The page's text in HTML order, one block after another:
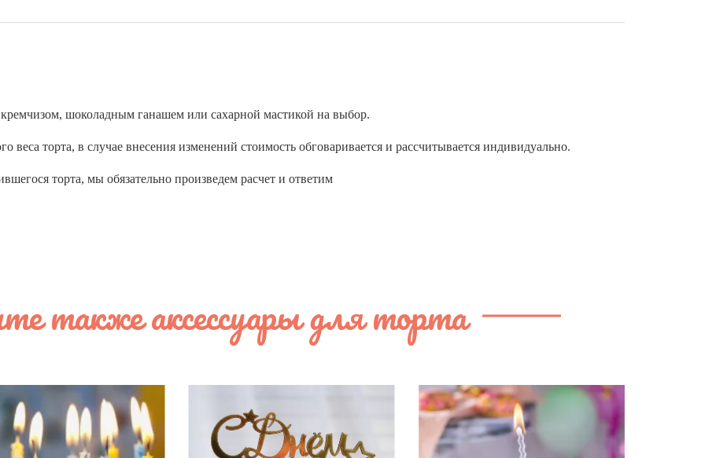
шоколадным ганашем или сахарной мастикой на выбор.
торта, в случае внесения изменений стоимость обговаривается и рассчитывается индивидуально.
торта, мы обязательно произведем расчет и ответим
также аксессуары для торта